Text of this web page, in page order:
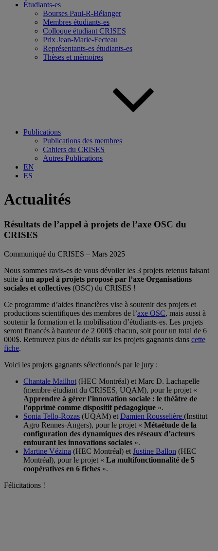
Étudiants-es
Bourses Paul-R-Bélanger
Membres étudiants-es
Colloque étudiant CRISES
Prix Jean-Marie-Fecteau
Représentants-es étudiants-es
Thèses et mémoires
Publications
Publications des membres
Cahiers du CRISES
Autres Publications
EN
ES
Actualités
Résultats de l’appel à projets de l’axe OSC du
CRISES
Communiqué du CRISES – Mars 2025
Nous sommes ravis-es de vous dévoiler les 3 projets retenus faisant
suite à un appel à projets proposé par l’axe Organisations
sociales et collectives (OSC) du CRISES !
Ce programme d’aides financières vise à soutenir des projets et
productions scientifiques des membres de l’axe OSC, mais aussi à
soutenir la formation et la mobilisation d’étudiants-es. Les projets
seront financés à hauteur de 2 000$ chacun, soit pour un total de 6
000$. Retrouvez plus de détails sur les projets gagnants dans cette
fiche.
Voici les projets gagnants sélectionnés par le jury :
Chantale Mailhot (HEC Montréal) et Marc D. Lachapelle
(membre-étudiant du CRISES, UQAM), pour le projet «
Apprendre à gérer l’innovation sociale : le théâtre de
l’opprimé comme dispositif pédagogique ».
Sonia Tello-Rozas (UQAM) et Damien Rousselière (Institut
Agro Rennes-Angers), pour le projet « Métaétude de la
configuration des dynamiques des réseaux d’acteurs
entourant les innovations sociales ».
Martine Vézina (HEC Montréal) et Justine Ballon (HEC
Montréal), pour le projet « La multifonctionnalité de 5
coopératives en 6 fiches ».
Félicitations !